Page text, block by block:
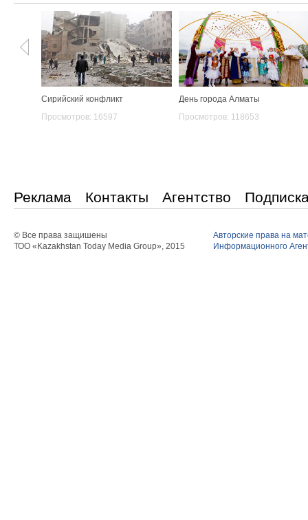
Сирийский конфликт
Просмотров: 16597
День города Алматы
Просмотров: 118653
Реклама Контакты Агентство
© Все права защишены
ТОО «Kazakhstan Today Media Group», 2015
Авторские права на
Информационного